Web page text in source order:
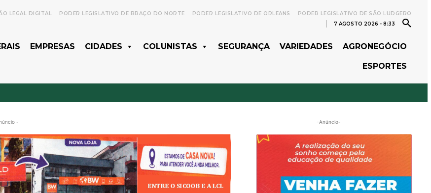
LEGAL DIGITAL PODER LEGISLATIVO DE BRAÇO DO NORTE PODER LEGISLATIVO DE ORLEANS
PODER LEGISLATIVO DE SÃO LUDGERO
7 AGOSTO 2026 - 8:33
EMPRESAS CIDADES COLUNISTAS SEGURANÇA VARIEDADES AGRONEGÓCIO
ESPORTES
- -Anúncio-